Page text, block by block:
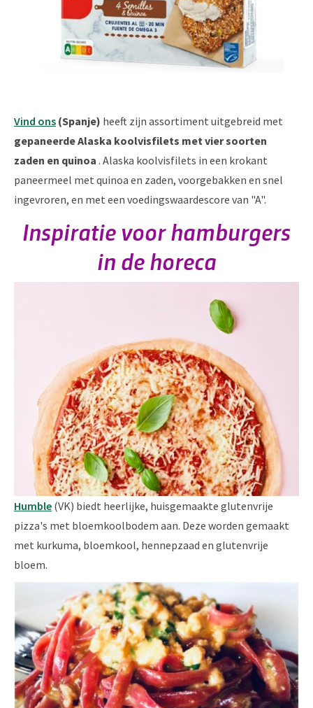
Vind ons (Spanje) heeft zijn assortiment uitgebreid met
gepaneerde Alaska koolvisfilets met vier soorten
zaden en quinoa . Alaska koolvisfilets in een krokant
paneermeel met quinoa en zaden, voorgebakken en snel
ingevroren, en met een voedingswaardescore van "A".
Inspiratie voor hamburgers
in de horeca
Humble (VK) biedt heerlijke, huisgemaakte glutenvrije
pizza's met bloemkoolbodem aan. Deze worden gemaakt
met kurkuma, bloemkool, hennepzaad en glutenvrije
bloem.